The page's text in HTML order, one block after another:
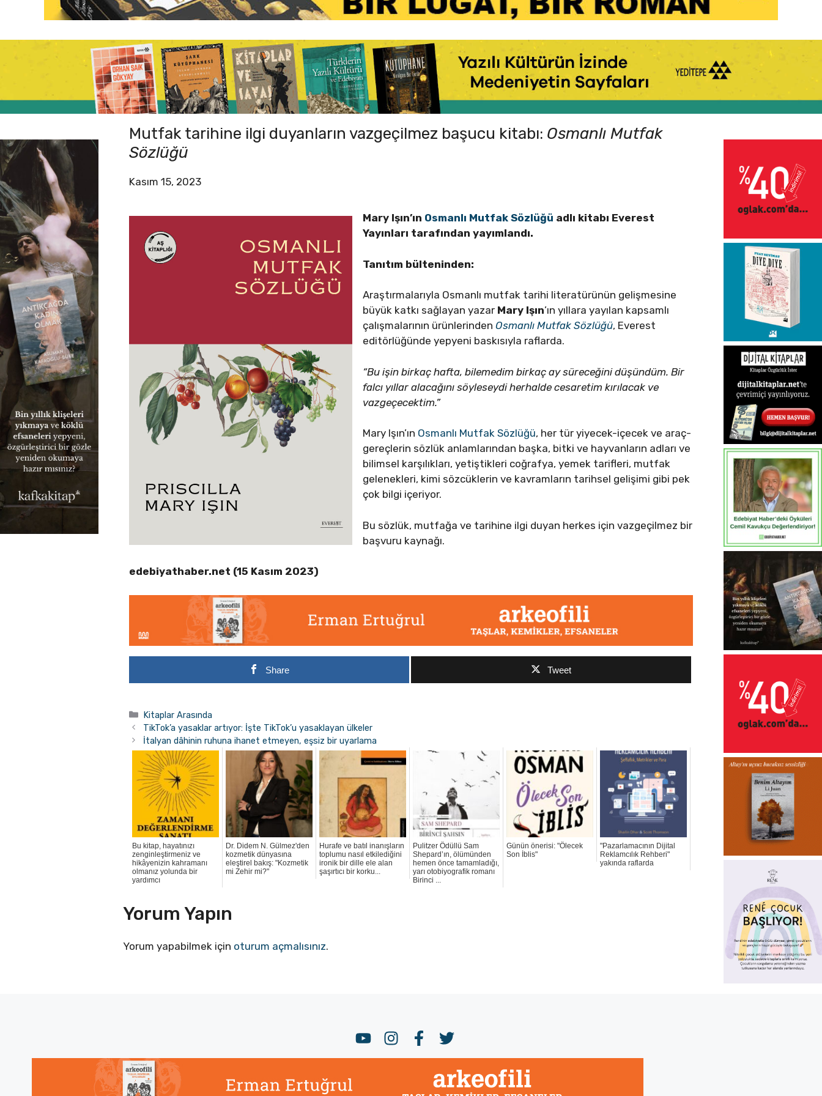
Mutfak tarihine ilgi duyanların vazgeçilmez başucu kitabı: Osmanlı Mutfak
Sözlüğü
Kasım 15, 2023
Mary Işın’ın Osmanlı Mutfak Sözlüğü adlı kitabı Everest
Yayınları tarafından yayımlandı.
Tanıtım bülteninden:
Araştırmalarıyla Osmanlı mutfak tarihi literatürünün gelişmesine
büyük katkı sağlayan yazar Mary Işın’ın yıllara yayılan kapsamlı
çalışmalarının ürünlerindenOsmanlı Mutfak Sözlüğü, Everest
editörlüğünde yepyeni baskısıyla raflarda.
“Bu işin birkaç hafta, bilemedim birkaç ay süreceğini düşündüm. Bir
falcı yıllar alacağını söyleseydi herhalde cesaretim kırılacak ve
vazgeçecektim.”
Mary Işın’ın Osmanlı Mutfak Sözlüğü, her tür yiyecek-içecek ve araç-
gereçlerin sözlük anlamlarından başka, bitki ve hayvanların adları ve
bilimsel karşılıkları, yetiştikleri coğrafya, yemek tarifleri, mutfak
gelenekleri, kimi sözcüklerin ve kavramların tarihsel gelişimi gibi pek
çok bilgi içeriyor.
Bu sözlük, mutfağa ve tarihine ilgi duyan herkes için vazgeçilmez bir
başvuru kaynağı.
edebiyathaber.net (15 Kasım 2023)
Share Tweet
Kategoriler
Kitaplar Arasında
TikTok’a yasaklar artıyor: İşte TikTok’u yasaklayan ülkeler
İtalyan dâhinin ruhuna ihanet etmeyen, eşsiz bir uyarlama
Bu kitap, hayatınızı
zenginleştirmeniz ve
hikâyenizin kahramanı
olmanız yolunda bir
yardımcı
Dr. Didem N. Gülmez'den
kozmetik dünyasına
eleştirel bakış: "Kozmetik
mi Zehir mi?"
Hurafe ve batıl inanışların
toplumu nasıl etkilediğini
ironik bir dille ele alan
şaşırtıcı bir korku...
Pulitzer Ödüllü Sam
Shepard’ın, ölümünden
hemen önce tamamladığı,
yarı otobiyografik romanı
Birinci ...
Günün önerisi: "Ölecek
Son İblis"
"Pazarlamacının Dijital
Reklamcılık Rehberi"
yakında raflarda
Yorum Yapın
Yorum yapabilmek için oturum açmalısınız.